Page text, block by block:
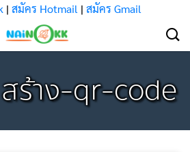
| สมัคร Hotmail | สมัคร Gmail
ร้าง-qr-code